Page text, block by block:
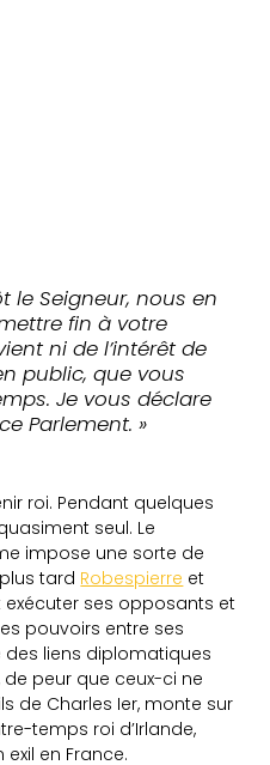
le Seigneur, nous en
fin à votre
ni de l’intérêt de
public, que vous
Je vous déclare
Parlement. »
roi. Pendant quelques
seul. Le
impose une sorte de
tard Robespierre et
exécuter ses opposants et
pouvoirs entre ses
des liens diplomatiques
de peur que ceux-ci ne
de Charles Ier, monte sur
temps roi d’Irlande,
en France.